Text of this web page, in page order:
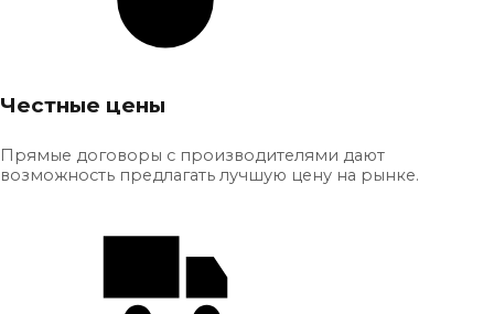
Честные цены
Прямые договоры с производителями дают
возможность предлагать лучшую цену на рынке.